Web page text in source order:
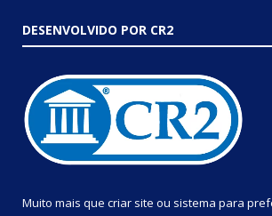
DESENVOLVIDO POR CR2
Muito mais que criar site ou sistema para